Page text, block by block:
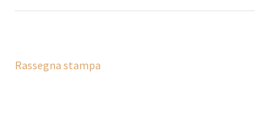
Rassegna stampa